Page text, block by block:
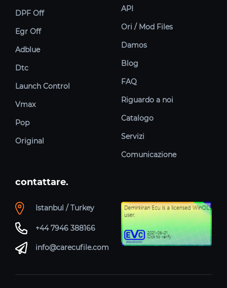
DPF Off
Egr Off
Adblue
Dtc
Launch Control
Vmax
Pop
Original
API
Ori / Mod Files
Damos
Blog
FAQ
Riguardo a noi
Catalogo
Servizi
Comunicazione
contattare.
Istanbul / Turkey
+44 7946 388166
info@carecufile.com